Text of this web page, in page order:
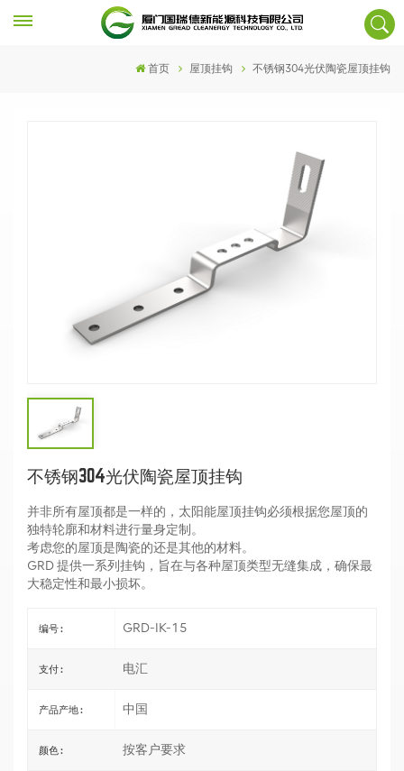
首页 屋顶挂钩 不锈钢304光伏陶瓷屋顶挂钩
不锈钢304光伏陶瓷屋顶挂钩
并非所有屋顶都是一样的，太阳能屋顶挂钩必须根据您屋顶的
独特轮廓和材料进行量身定制。
考虑您的屋顶是陶瓷的还是其他的材料。
GRD 提供一系列挂钩，旨在与各种屋顶类型无缝集成，确保最
大稳定性和最小损坏。
编号 : GRD-IK-15
支付 : 电汇
产品产地 : 中国
颜色 : 按客户要求